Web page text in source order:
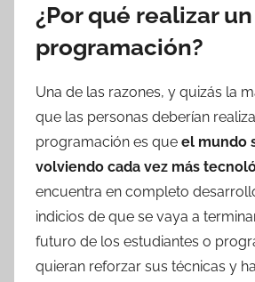
¿Por qué realizar
programación?
Una de las razones, y quizás la
que las personas deberían
programación es que el mundo
volviendo cada vez más
encuentra en completo
indicios de que se vaya a
futuro de los estudiantes o
quieran reforzar sus técnicas y